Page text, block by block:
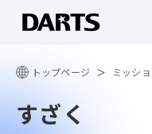
トップページ ミッシ
すざく